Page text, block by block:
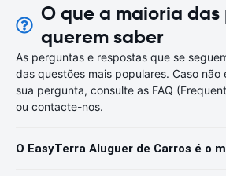
O que a maioria das
querem saber
As perguntas e respostas que se
das questões mais populares. Caso não
sua pergunta, consulte as FAQ
ou contacte-nos.
O EasyTerra Aluguer de Carros é o